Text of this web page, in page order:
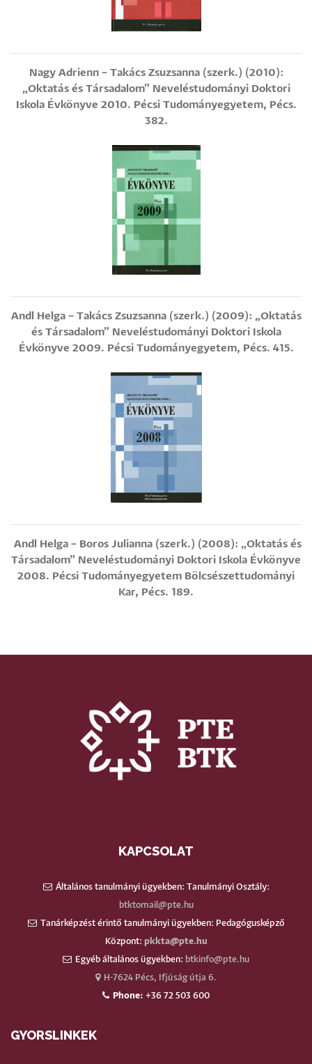
Nagy Adrienn – Takács Zsuzsanna (szerk.) (2010):
„Oktatás és Társadalom” Neveléstudományi Doktori
Iskola Évkönyve 2010. Pécsi Tudományegyetem, Pécs.
382.
Andl Helga – Takács Zsuzsanna (szerk.) (2009): „Oktatás
és Társadalom” Neveléstudományi Doktori Iskola
Évkönyve 2009. Pécsi Tudományegyetem, Pécs. 415.
Andl Helga – Boros Julianna (szerk.) (2008): „Oktatás és
Társadalom” Neveléstudományi Doktori Iskola Évkönyve
2008. Pécsi Tudományegyetem Bölcsészettudományi
Kar, Pécs. 189.
KAPCSOLAT
Általános tanulmányi ügyekben: Tanulmányi Osztály:
btktomail@pte.hu
Tanárképzést érintő tanulmányi ügyekben: Pedagógusképző
Központ: pkkta@pte.hu
Egyéb általános ügyekben: btkinfo@pte.hu
H-7624 Pécs, Ifjúság útja 6.
Phone: +36 72 503 600
GYORSLINKEK